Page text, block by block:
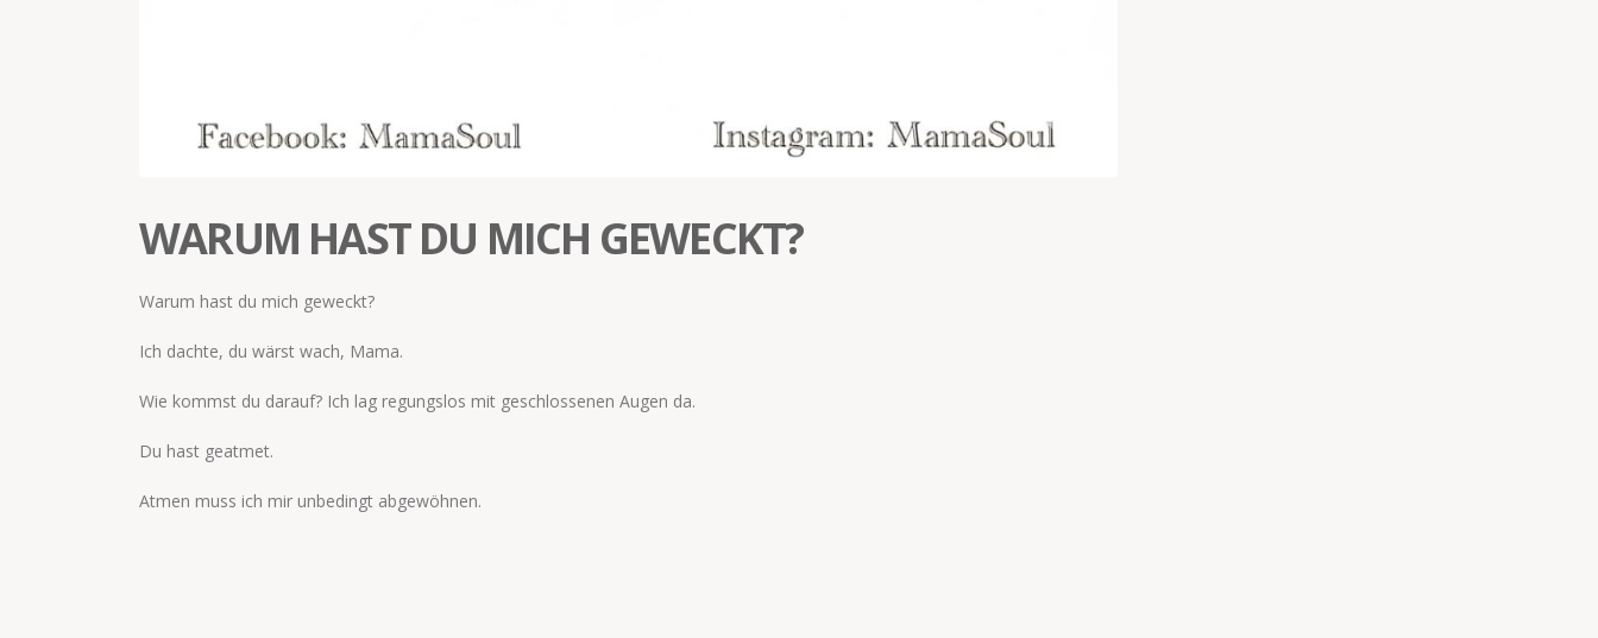
WARUM HAST DU MICH GEWECKT?
Warum hast du mich geweckt?
Ich dachte, du wärst wach, Mama.
Wie kommst du darauf? Ich lag regungslos mit geschlossenen Augen da.
Du hast geatmet.
Atmen muss ich mir unbedingt abgewöhnen.